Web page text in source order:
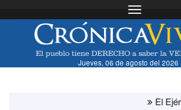
Toggle
Jueves, 06 de agosto del 2026
El Ejército